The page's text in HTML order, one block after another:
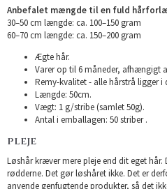
Anbefalet mængde til en fuld
30–50 cm længde: ca. 100–150 gram
60–70 cm længde: ca. 150–200 gram
Ægte hår.
Varer op til 6 måneder, afhængigt
Remy-kvalitet - alle hårstrå ligger i
Længde: 50cm.
Vægt: 1 g/stribe (samlet 50g).
Antal i emballagen: 50 striber .
PLEJE
Løshår kræver mere pleje end dit eget
rødderne. Det gør løshåret ikke. Det er
anvende genfugtende produkter, så det